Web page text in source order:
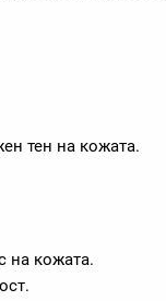
тен на кожата.
на кожата.